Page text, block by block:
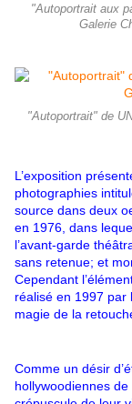
"Autoportrait aux
Galerie
"Autoportrait" de
L’exposition
photographies
source dans deux
en 1976, dans
l’avant-garde
sans retenue; et
Cependant
réalisé en 1997 par
magie de la
Comme un désir
hollywoodiennes